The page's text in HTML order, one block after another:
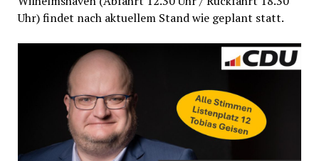
Uhr) findet nach aktuellem Stand wie geplant statt.